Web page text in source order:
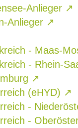
Anlieger ↗
Anlieger ↗
- Maas-
- Rhein-
↗
(eHYD) ↗
-
-